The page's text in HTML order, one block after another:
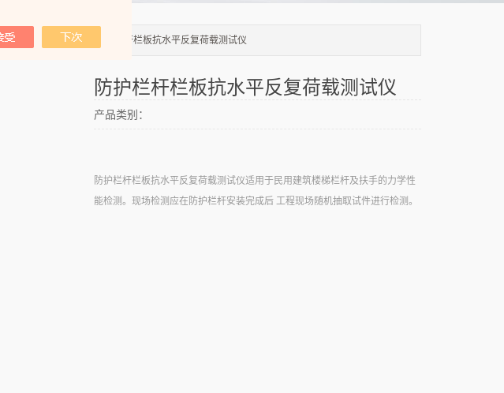
测仪 测定仪 测试仪 > 防护栏杆栏板抗水平反复荷载测试仪
防护栏杆栏板抗水平反复荷载测试仪
产品类别：
防护栏杆栏板抗水平反复荷载测试仪适用于民用建筑楼梯栏杆及扶手的力学性
能检测。现场检测应在防护栏杆安装完成后 工程现场随机抽取试件进行检测。